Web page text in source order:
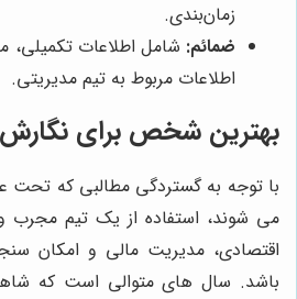
زمان‌بندی.
ضمائم: شامل اطلاعات تکمیلی،
اطلاعات مربوط به تیم مدیریتی.
بهترین شخص برای
با توجه به گستردگی مطالبی که تحت
می شوند، استفاده از یک تیم
اقتصادی، مدیریت مالی و امکان
باشد. سال های متوالی است که